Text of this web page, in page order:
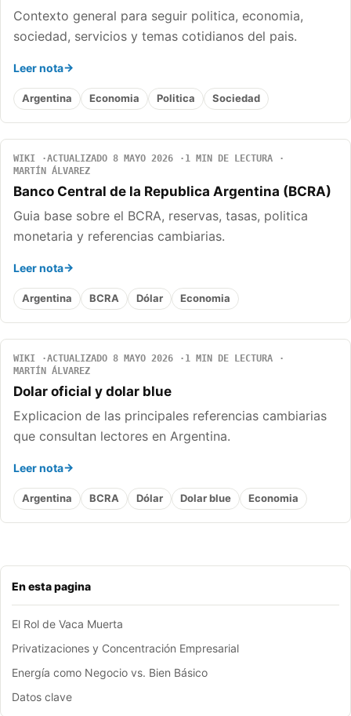
En esta pagina
El Rol de Vaca Muerta
Privatizaciones y Concentración Empresarial
Energía como Negocio vs. Bien Básico
Datos clave
Contexto general para seguir politica, economia,
sociedad, servicios y temas cotidianos del pais.
Leer nota
Argentina Economia Politica Sociedad
WIKI ACTUALIZADO 8 MAYO 2026
1 MIN DE LECTURA
MARTÍN ÁLVAREZ
Banco Central de la Republica Argentina (BCRA)
Guia base sobre el BCRA, reservas, tasas, politica
monetaria y referencias cambiarias.
Leer nota
Argentina BCRA Dólar Economia
WIKI ACTUALIZADO 8 MAYO 2026
1 MIN DE LECTURA
MARTÍN ÁLVAREZ
Dolar oficial y dolar blue
Explicacion de las principales referencias cambiarias
que consultan lectores en Argentina.
Leer nota
Argentina BCRA Dólar Dolar blue Economia